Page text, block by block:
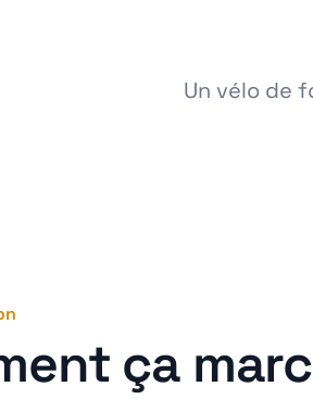
Un vélo de
ça